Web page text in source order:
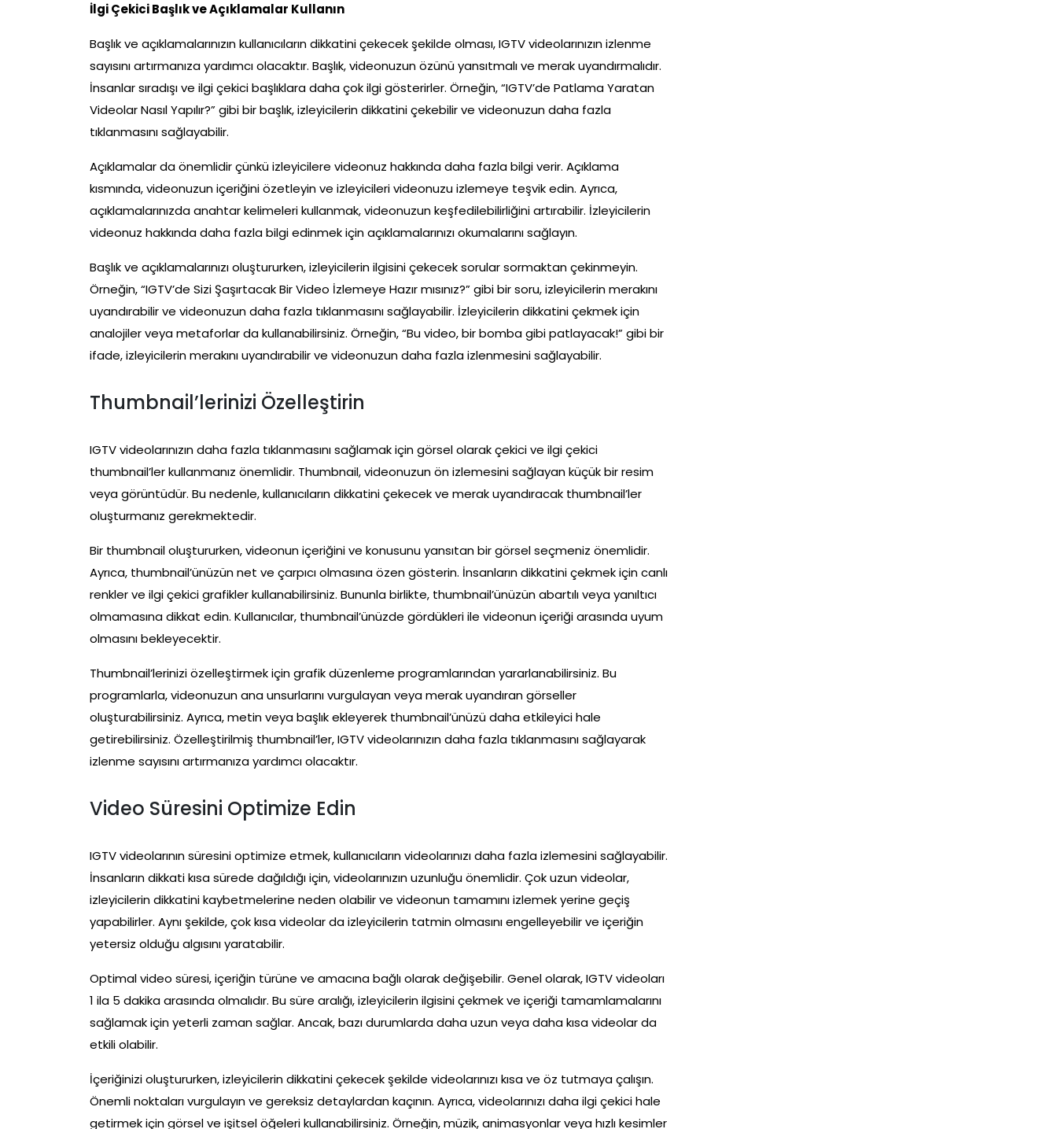
İlgi Çekici Başlık ve Açıklamalar Kullanın
Başlık ve açıklamalarınızın kullanıcıların dikkatini çekecek şekilde olması, IGTV videolarınızın izlenme
sayısını artırmanıza yardımcı olacaktır. Başlık, videonuzun özünü yansıtmalı ve merak uyandırmalıdır.
İnsanlar sıradışı ve ilgi çekici başlıklara daha çok ilgi gösterirler. Örneğin, “IGTV’de Patlama Yaratan
Videolar Nasıl Yapılır?” gibi bir başlık, izleyicilerin dikkatini çekebilir ve videonuzun daha fazla
tıklanmasını sağlayabilir.
Açıklamalar da önemlidir çünkü izleyicilere videonuz hakkında daha fazla bilgi verir. Açıklama
kısmında, videonuzun içeriğini özetleyin ve izleyicileri videonuzu izlemeye teşvik edin. Ayrıca,
açıklamalarınızda anahtar kelimeleri kullanmak, videonuzun keşfedilebilirliğini artırabilir. İzleyicilerin
videonuz hakkında daha fazla bilgi edinmek için açıklamalarınızı okumalarını sağlayın.
Başlık ve açıklamalarınızı oluştururken, izleyicilerin ilgisini çekecek sorular sormaktan çekinmeyin.
Örneğin, “IGTV’de Sizi Şaşırtacak Bir Video İzlemeye Hazır mısınız?” gibi bir soru, izleyicilerin merakını
uyandırabilir ve videonuzun daha fazla tıklanmasını sağlayabilir. İzleyicilerin dikkatini çekmek için
analojiler veya metaforlar da kullanabilirsiniz. Örneğin, “Bu video, bir bomba gibi patlayacak!” gibi bir
ifade, izleyicilerin merakını uyandırabilir ve videonuzun daha fazla izlenmesini sağlayabilir.
Thumbnail’lerinizi Özelleştirin
IGTV videolarınızın daha fazla tıklanmasını sağlamak için görsel olarak çekici ve ilgi çekici
thumbnail’ler kullanmanız önemlidir. Thumbnail, videonuzun ön izlemesini sağlayan küçük bir resim
veya görüntüdür. Bu nedenle, kullanıcıların dikkatini çekecek ve merak uyandıracak thumbnail’ler
oluşturmanız gerekmektedir.
Bir thumbnail oluştururken, videonun içeriğini ve konusunu yansıtan bir görsel seçmeniz önemlidir.
Ayrıca, thumbnail’ünüzün net ve çarpıcı olmasına özen gösterin. İnsanların dikkatini çekmek için canlı
renkler ve ilgi çekici grafikler kullanabilirsiniz. Bununla birlikte, thumbnail’ünüzün abartılı veya yanıltıcı
olmamasına dikkat edin. Kullanıcılar, thumbnail’ünüzde gördükleri ile videonun içeriği arasında uyum
olmasını bekleyecektir.
Thumbnail’lerinizi özelleştirmek için grafik düzenleme programlarından yararlanabilirsiniz. Bu
programlarla, videonuzun ana unsurlarını vurgulayan veya merak uyandıran görseller
oluşturabilirsiniz. Ayrıca, metin veya başlık ekleyerek thumbnail’ünüzü daha etkileyici hale
getirebilirsiniz. Özelleştirilmiş thumbnail’ler, IGTV videolarınızın daha fazla tıklanmasını sağlayarak
izlenme sayısını artırmanıza yardımcı olacaktır.
Video Süresini Optimize Edin
IGTV videolarının süresini optimize etmek, kullanıcıların videolarınızı daha fazla izlemesini sağlayabilir.
İnsanların dikkati kısa sürede dağıldığı için, videolarınızın uzunluğu önemlidir. Çok uzun videolar,
izleyicilerin dikkatini kaybetmelerine neden olabilir ve videonun tamamını izlemek yerine geçiş
yapabilirler. Aynı şekilde, çok kısa videolar da izleyicilerin tatmin olmasını engelleyebilir ve içeriğin
yetersiz olduğu algısını yaratabilir.
Optimal video süresi, içeriğin türüne ve amacına bağlı olarak değişebilir. Genel olarak, IGTV videoları
1 ila 5 dakika arasında olmalıdır. Bu süre aralığı, izleyicilerin ilgisini çekmek ve içeriği tamamlamalarını
sağlamak için yeterli zaman sağlar. Ancak, bazı durumlarda daha uzun veya daha kısa videolar da
etkili olabilir.
İçeriğinizi oluştururken, izleyicilerin dikkatini çekecek şekilde videolarınızı kısa ve öz tutmaya çalışın.
Önemli noktaları vurgulayın ve gereksiz detaylardan kaçının. Ayrıca, videolarınızı daha ilgi çekici hale
getirmek için görsel ve işitsel öğeleri kullanabilirsiniz. Örneğin, müzik, animasyonlar veya hızlı kesimler